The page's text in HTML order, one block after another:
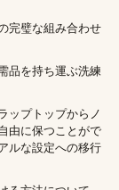
完璧な組み合わせ
品を持ち運ぶ洗練
ップトップからノ
由に保つことがで
ルな設定への移行